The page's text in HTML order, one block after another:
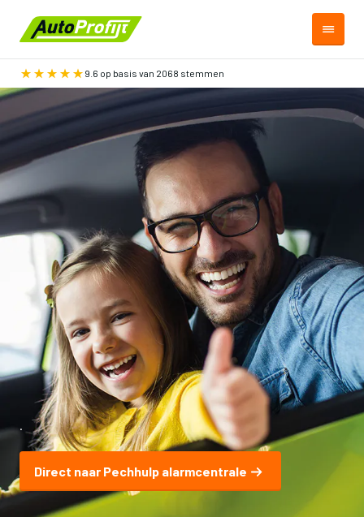
9.6 op basis van 2068 stemmen
.
Direct naar Pechhulp alarmcentrale